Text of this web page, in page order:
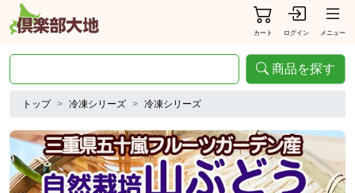
カート ログイン メニュー
商品を探す
トップ 冷凍シリーズ 冷凍シリーズ